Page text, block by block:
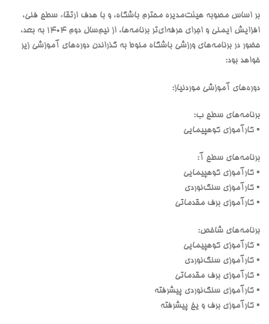
بر اساس مصوبه هیئت‌مدیره محترم باشگاه، و با هدف ارتقاء سطح فنی،
افزایش ایمنی و اجرای حرفه‌ای‌تر برنامه‌ها، از نیم‌سال دوم ۱۴۰۴ به بعد،
حضور در برنامه‌های ورزشی باشگاه منوط به گذراندن دوره‌های آموزشی زیر
خواهد بود:
دوره‌های آموزشی موردنیاز:
برنامه‌های سطح ب:
▪ کارآموزی کوهپیمایی
برنامه‌های سطح آ:
▪ کارآموزی کوهپیمایی
▪ کارآموزی سنگ‌نوردی
▪ کارآموزی برف مقدماتی
برنامه‌های شاخص:
▪ کارآموزی کوهپیمایی
▪ کارآموزی سنگ‌نوردی
▪ کارآموزی برف مقدماتی
▪ کارآموزی سنگ‌نوردی پیشرفته
▪ کارآموزی برف و یخ پیشرفته